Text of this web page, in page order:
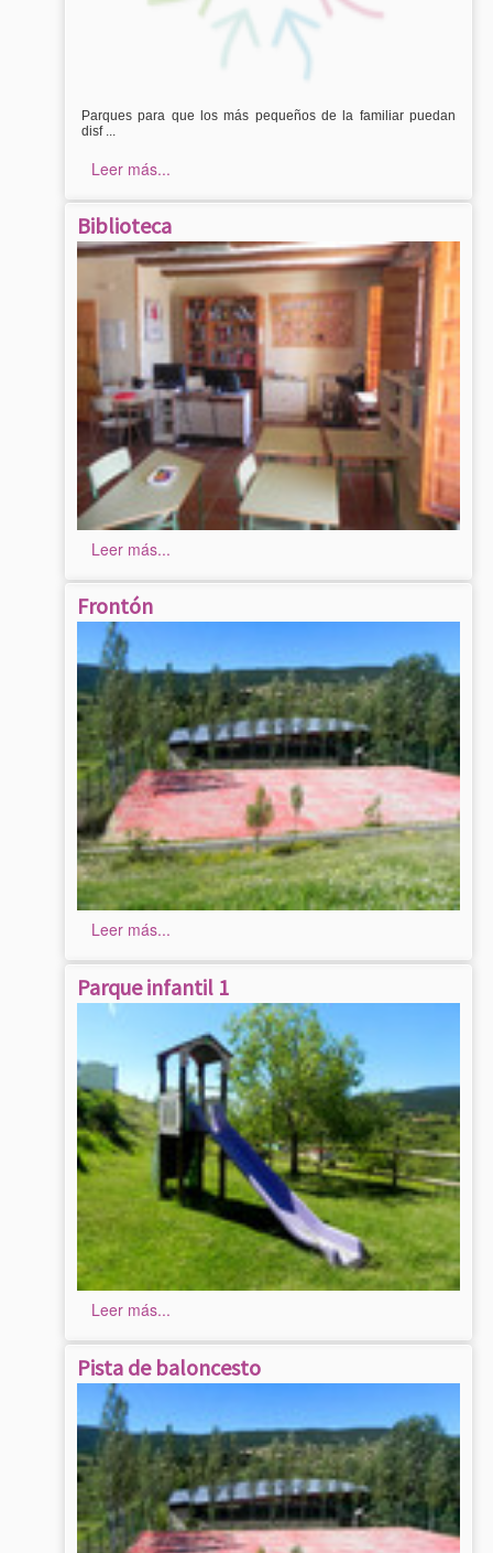
Parques para que los más pequeños de la familiar puedan
disf ...
Leer más...
Biblioteca
Leer más...
Frontón
Leer más...
Parque infantil 1
Leer más...
Pista de baloncesto